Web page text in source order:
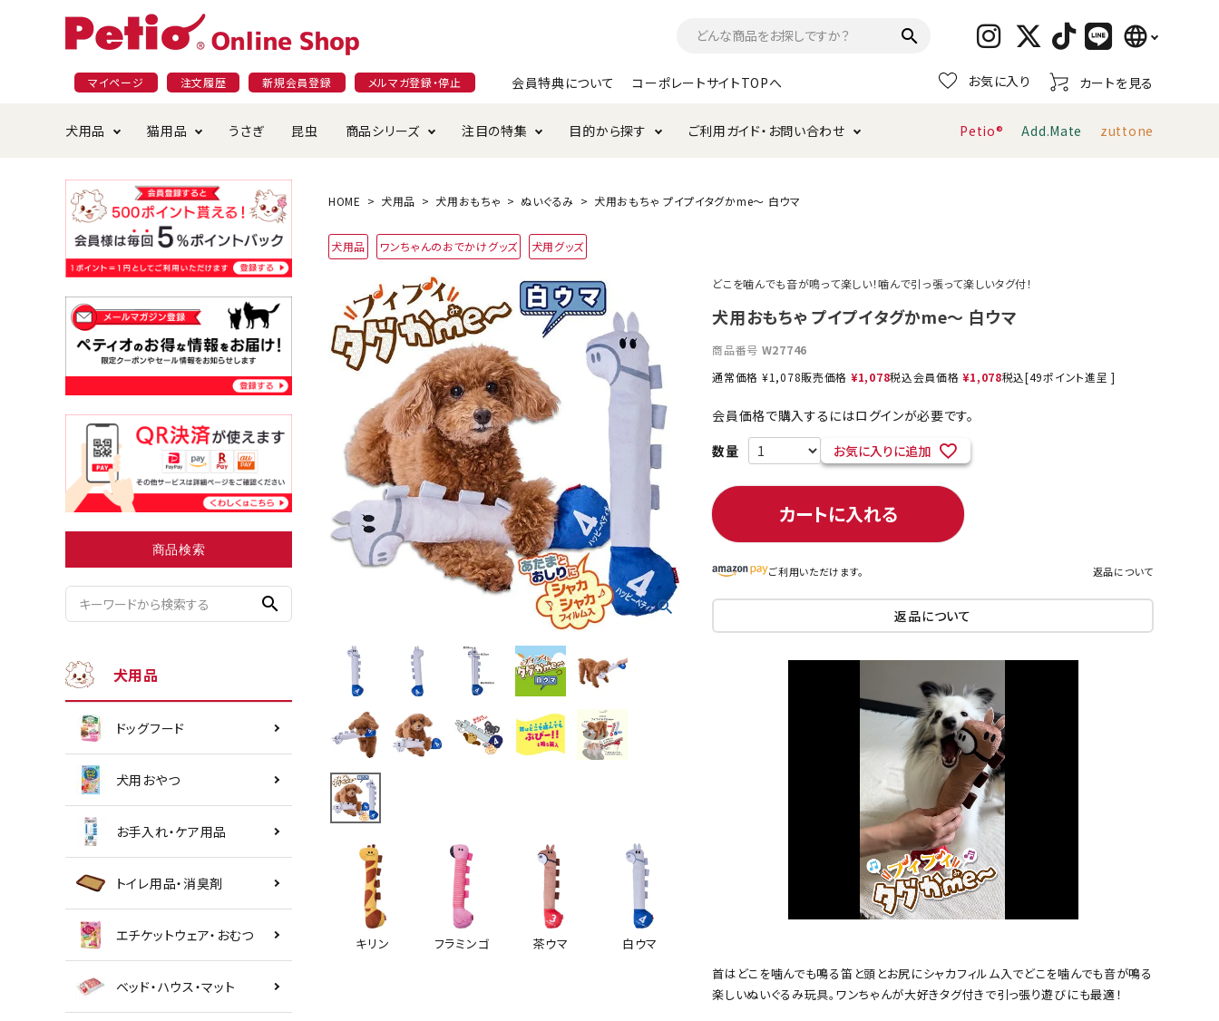
search language
日本語
English
マイページ 注文履歴 新規会員登録 メルマガ登録・停止 会員特典について コーポレートサイトTOPへ お気に入り カートを見る
犬用品
ドッグフード おやつ お手入れ・ケア用品
ペットシーツ ベッド・ハウス・マット
おもちゃ 食器・給水器 服・ウェア
首輪・ハーネス・リード しつけ用品 替え・交換パーツ
猫用品
ごはん・おやつ お手入れ・ケア用品 トイレタリー・消臭剤
ベッド・ハウス・マット サークル・ケージ・タワー
食器・給水器 防虫用品 首輪・ハーネス
替え・交換パーツ
うさぎ 昆虫 商品シリーズ
プラクト 素材そのまま 極上
注目の特集
夜のお散歩特集 無添加特集 けりぐるみ特集
目的から探す
国産フード&おやつ特集 穀物不使用のグレインフリー
じゃらして遊ぶ 引っ張って遊ぶ 投げて遊ぶ デンタルおもちゃ
またたび・元気草 夜のお散歩
小型犬にオススメ ダイエット中にオススメ まとめ買いでオトク！！ ネコポス対象商品一覧
ご利用ガイド・お問い合わせ
ショッピングガイド 会員特典について ご注文方法について
返品・交換について オンラインショップ利用規約
Petio® Add.Mate zuttone
商品検索
search
犬用品
ドッグフード
犬用おやつ
お手入れ・ケア用品
トイレ用品・消臭剤
エチケットウェア・おむつ
ベッド・ハウス・マット
HOME 犬用品 犬用おもちゃ ぬいぐるみ 犬用おもちゃ プイプイタグかme～ 白ウマ
犬用品 ワンちゃんのおでかけグッズ 犬用グッズ
キリン フラミンゴ 茶ウマ 白ウマ
どこを噛んでも音が鳴って楽しい！噛んで引っ張って楽しいタグ付！
犬用おもちゃ プイプイタグかme～ 白ウマ
商品番号 W27746
通常価格 ¥1,078販売価格 ¥1,078税込会員価格 ¥1,078税込[49ポイント進呈 ]
会員価格で購入するにはログインが必要です。
お気に入りに追加
カートに入れる
ご利用いただけます。 返品について
返品について
首はどこを噛んでも鳴る笛と頭とお尻にシャカフィルム入でどこを噛んでも音が鳴る
楽しいぬいぐるみ玩具。ワンちゃんが大好きタグ付きで引っ張り遊びにも最適！